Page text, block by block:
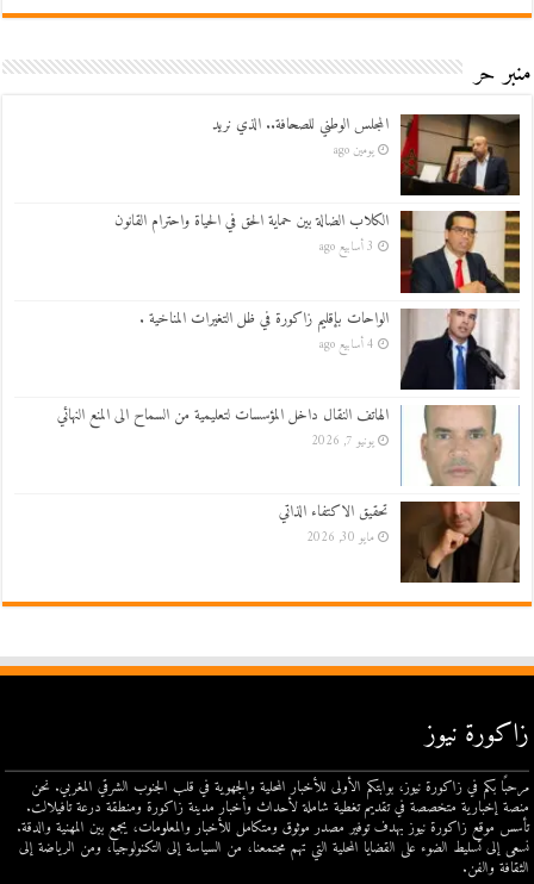
منبر حر
المجلس الوطني للصحافة.. الذي نريد
يومين ago
الكلاب الضالة بين حماية الحق في الحياة واحترام القانون
3 أسابيع ago
الواحات بإقليم زاكورة في ظل التغيرات المناخية .
4 أسابيع ago
الهاتف النقال داخل المؤسسات لتعليمية من السماح الى المنع النهائي
يونيو 7, 2026
تحقيق الاكتفاء الذاتي
مايو 30, 2026
زاكورة نيوز
مرحبًا بكم في زاكورة نيوز، بوابتكم الأولى للأخبار المحلية والجهوية في قلب الجنوب الشرقي المغربي. نحن
منصة إخبارية متخصصة في تقديم تغطية شاملة لأحداث وأخبار مدينة زاكورة ومنطقة درعة تافيلالت.
تأسس موقع زاكورة نيوز بهدف توفير مصدر موثوق ومتكامل للأخبار والمعلومات، يجمع بين المهنية والدقة.
نسعى إلى تسليط الضوء على القضايا المحلية التي تهم مجتمعنا، من السياسة إلى التكنولوجيا، ومن الرياضة إلى
الثقافة والفن.